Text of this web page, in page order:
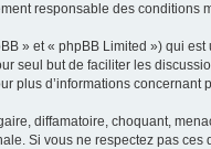
responsable des conditions
» et « phpBB Limited ») qui
seul but de faciliter les
plus d’informations concernant
diffamatoire, choquant,
Si vous ne respectez pas